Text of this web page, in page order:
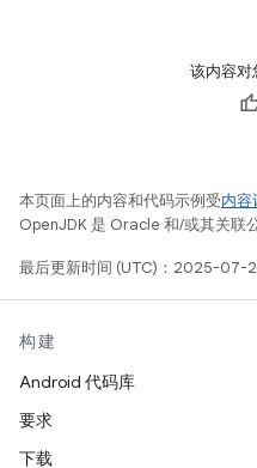
该内容对
本页面上的内容和代码示例受内容
OpenJDK 是 Oracle 和/或其关联
最后更新时间 (UTC)：2025-07-
构建
Android 代码库
要求
下载